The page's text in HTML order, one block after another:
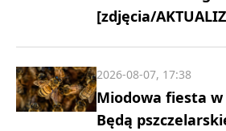
[zdjęcia/
Miodowa fiesta w
Będą
2026-08-07, 17:38